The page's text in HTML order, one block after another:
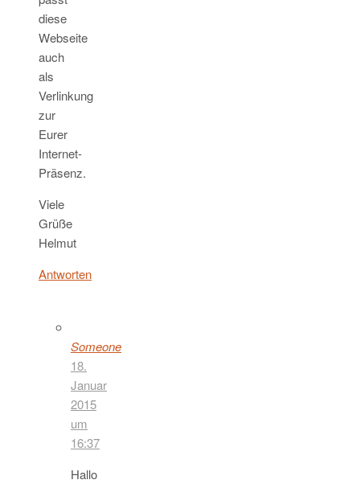
diese
Webseite
auch
als
Verlinkung
zur
Eurer
Internet-
Präsenz.
Viele
Grüße
Helmut
Antworten
Someone
18.
Januar
2015
um
16:37
Hallo